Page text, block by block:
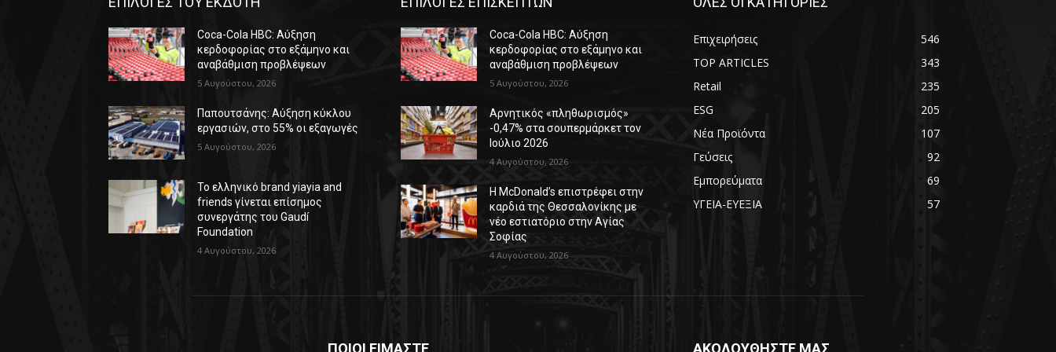
Coca-Cola HBC: Αύξηση
κερδοφορίας στο εξάμηνο και
αναβάθμιση προβλέψεων
5 Αυγούστου, 2026
Παπουτσάνης: Αύξηση κύκλου
εργασιών, στο 55% οι εξαγωγές
5 Αυγούστου, 2026
Το ελληνικό brand yiayia and
friends γίνεται επίσημος
συνεργάτης του Gaudí
Foundation
4 Αυγούστου, 2026
Coca-Cola HBC: Αύξηση
κερδοφορίας στο εξάμηνο και
αναβάθμιση προβλέψεων
5 Αυγούστου, 2026
Αρνητικός «πληθωρισμός»
-0,47% στα σουπερμάρκετ τον
Ιούλιο 2026
4 Αυγούστου, 2026
Η McDonald’s επιστρέφει στην
καρδιά της Θεσσαλονίκης με
νέο εστιατόριο στην Αγίας
Σοφίας
4 Αυγούστου, 2026
Επιχειρήσεις
546
TOP ARTICLES
343
Retail
235
ESG
205
Νέα Προϊόντα
107
Γεύσεις
92
Εμπορεύματα
69
ΥΓΕΙΑ-ΕΥΕΞΙΑ
57
ΠΟΙΟΙ ΕΙΜΑΣΤΕ ΑΚΟΛΟΥΘΗΣΤΕ ΜΑΣ